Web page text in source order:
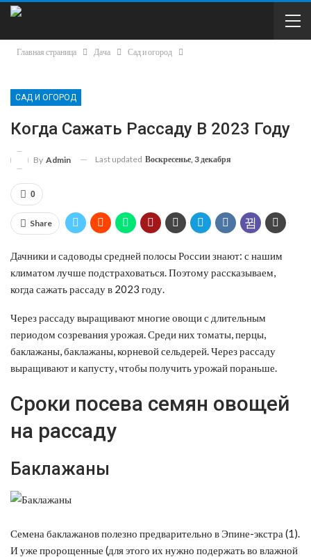
Главная страница Дача Сад и огород
САД И ОГОРОД
Когда Сажать Рассаду В 2023 Году
By Admin Last updated Воскресенье, 3 декабря
0
Share
Дачники и садоводы средней полосы России знают: с нашим
климатом лучше подстраховаться. Поэтому рассказываем,
когда сажать рассаду в 2023 году.
Через рассаду выращивают многие овощи с длительным
периодом созревания урожая. Среди них томаты, перцы,
баклажаны, баклажаны, корневой сельдерей. Через рассаду
выращивают и капусту, чтобы получить урожай пораньше.
Сроки посева семян овощей
на рассаду
Баклажаны
Семена баклажанов полезно предварительно в Эпине-экстра (1).
И уже пророщенные (для этого их нужно подержать во влажной